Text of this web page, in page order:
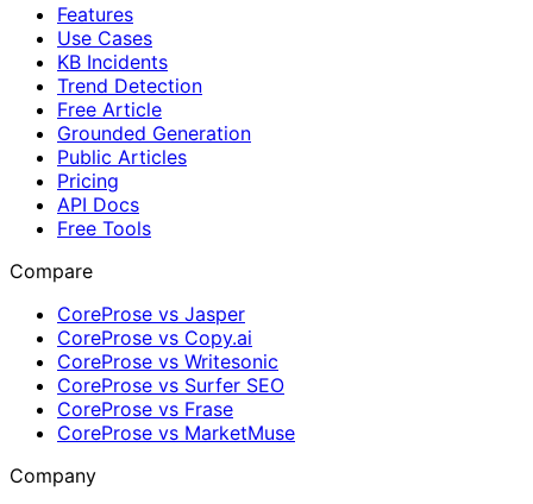
Features
Use Cases
KB Incidents
Trend Detection
Free Article
Grounded Generation
Public Articles
Pricing
API Docs
Free Tools
Compare
CoreProse vs Jasper
CoreProse vs Copy.ai
CoreProse vs Writesonic
CoreProse vs Surfer SEO
CoreProse vs Frase
CoreProse vs MarketMuse
Company